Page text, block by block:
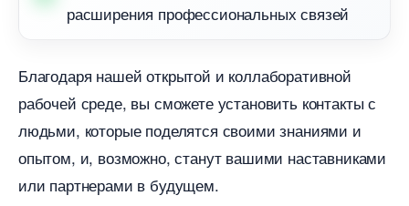
расширения профессиональных связей
Благодаря нашей открытой и коллаборативной
рабочей среде, вы сможете установить контакты с
людьми, которые поделятся своими знаниями и
опытом, и, возможно, станут вашими наставниками
или партнерами в будущем.